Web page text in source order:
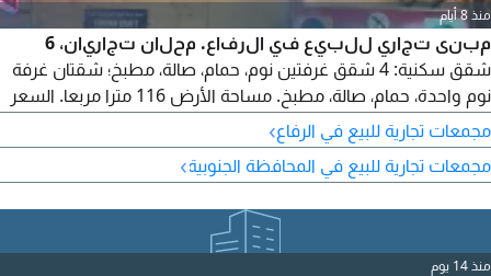
منذ 8 أيام
مبنى تجاري للبيع في الرفاع. محلان تجاريان، 6
شقق سكنية: 4 شقق غرفتين نوم، حمام، صالة، مطبخ؛ شقتان غرفة
نوم واحدة، حمام، صالة، مطبخ. مساحة الأرض 116 مترا مربعا. السعر
مجمعات تجارية للبيع في الرفاع›
مجمعات تجارية للبيع في المحافظة الجنوبية›
منذ 14 يوم